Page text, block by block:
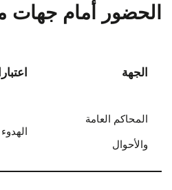
الحضور أمام جهات
الجهة
المحاكم العامة
والأحوال